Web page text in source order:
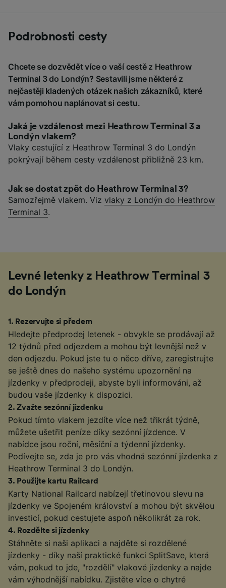
Podrobnosti cesty
Chcete se dozvědět více o vaší cestě z Heathrow
Terminal 3 do Londýn? Sestavili jsme některé z
nejčastěji kladených otázek našich zákazníků, které
vám pomohou naplánovat si cestu.
Jaká je vzdálenost mezi Heathrow Terminal 3 a
Londýn vlakem?
Vlaky cestující z Heathrow Terminal 3 do Londýn
pokrývají během cesty vzdálenost přibližně 23 km.
Jak se dostat zpět do Heathrow Terminal 3?
Samozřejmě vlakem. Viz vlaky z Londýn do Heathrow
Terminal 3.
Levné letenky z Heathrow Terminal 3
do Londýn
1 . Rezervujte si předem
Hledejte předprodej letenek - obvykle se prodávají až
12 týdnů před odjezdem a mohou být levnější než v
den odjezdu. Pokud jste tu o něco dříve, zaregistrujte
se ještě dnes do našeho systému upozornění na
jízdenky v předprodeji, abyste byli informováni, až
budou vaše jízdenky k dispozici.
2.Zvažte sezónní jízdenku
Pokud tímto vlakem jezdíte více než třikrát týdně,
můžete ušetřit peníze díky sezónní jízdence. V
nabídce jsou roční, měsíční a týdenní jízdenky.
Podívejte se, zda je pro vás vhodná sezónní jízdenka z
Heathrow Terminal 3 do Londýn.
3. Použijte kartu Railcard
Karty National Railcard nabízejí třetinovou slevu na
jízdenky ve Spojeném království a mohou být skvělou
investicí, pokud cestujete aspoň několikrát za rok.
4. Rozdělte si jízdenky
Stáhněte si naši aplikaci a najděte si rozdělené
jízdenky - díky naší praktické funkci SplitSave, která
vám, pokud to jde, "rozdělí" vlakové jízdenky a najde
vám výhodnější nabídku. Zjistěte více o chytré